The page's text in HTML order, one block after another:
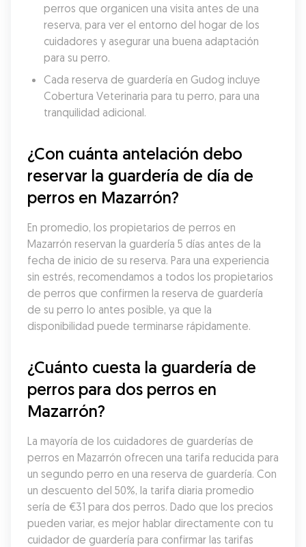
perros que organicen una visita antes de una
reserva, para ver el entorno del hogar de los
cuidadores y asegurar una buena adaptación
para su perro.
Cada reserva de guardería en Gudog incluye
Cobertura Veterinaria para tu perro, para una
tranquilidad adicional.
¿Con cuánta antelación debo
reservar la guardería de día de
perros en Mazarrón?
En promedio, los propietarios de perros en
Mazarrón reservan la guardería 5 días antes de la
fecha de inicio de su reserva. Para una experiencia
sin estrés, recomendamos a todos los propietarios
de perros que confirmen la reserva de guardería
de su perro lo antes posible, ya que la
disponibilidad puede terminarse rápidamente.
¿Cuánto cuesta la guardería de
perros para dos perros en
Mazarrón?
La mayoría de los cuidadores de guarderías de
perros en Mazarrón ofrecen una tarifa reducida para
un segundo perro en una reserva de guardería. Con
un descuento del 50%, la tarifa diaria promedio
sería de €31 para dos perros. Dado que los precios
pueden variar, es mejor hablar directamente con tu
cuidador de guardería para confirmar las tarifas